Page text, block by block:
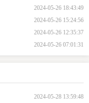
2024-05-26 18:43:49
2024-05-26 15:24:56
2024-05-26 12:35:37
2024-05-26 07:01:31
2024-05-28 13:59:48